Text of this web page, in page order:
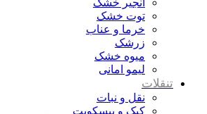
توت خشک
خرما و عناب
زرشک
میوه خشک
لیمو امانی
تنقلات
نقل و نبات
کیک و بیسکویت